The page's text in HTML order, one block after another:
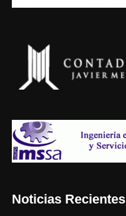
Noticias Recientes